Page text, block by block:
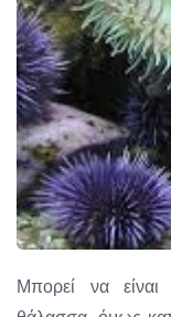
Μπορεί να είναι